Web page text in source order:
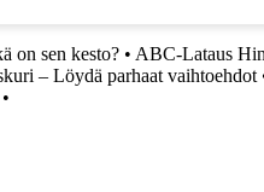
on sen kesto? • ABC-Lataus
– Löydä parhaat vaihtoehdot
•